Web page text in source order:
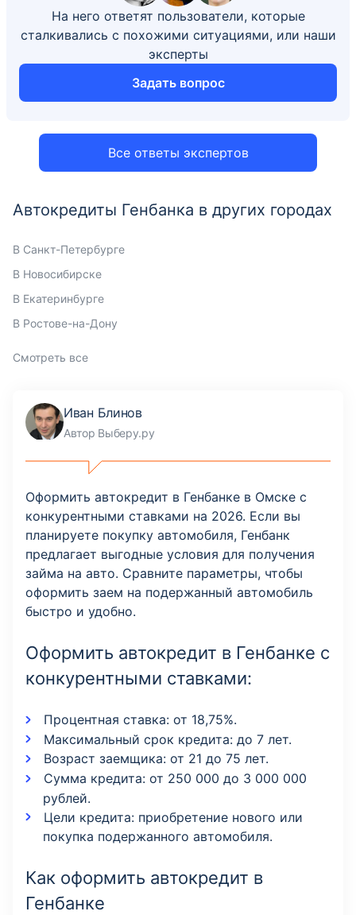
Все ответы экспертов
На него ответят пользователи, которые
сталкивались с похожими ситуациями, или наши
эксперты
Задать вопрос
Автокредиты Генбанка в других городах
В Санкт-Петербурге
В Новосибирске
В Екатеринбурге
В Ростове-на-Дону
Смотреть все
Иван Блинов
Автор Выберу.ру
Оформить автокредит в Генбанке в Омске с
конкурентными ставками на 2026. Если вы
планируете покупку автомобиля, Генбанк
предлагает выгодные условия для получения
займа на авто. Сравните параметры, чтобы
оформить заем на подержанный автомобиль
быстро и удобно.
Оформить автокредит в Генбанке с
конкурентными ставками:
Процентная ставка: от 18,75%.
Максимальный срок кредита: до 7 лет.
Возраст заемщика: от 21 до 75 лет.
Сумма кредита: от 250 000 до 3 000 000
рублей.
Цели кредита: приобретение нового или
покупка подержанного автомобиля.
Как оформить автокредит в
Генбанке